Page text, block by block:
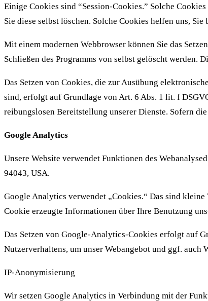
Einige Cookies sind “Session-Cookies.” Solche
Sie diese selbst löschen. Solche Cookies helfen uns,
Mit einem modernen Webbrowser können Sie das
Schließen des Programms von selbst gelöscht werden.
Das Setzen von Cookies, die zur Ausübung
sind, erfolgt auf Grundlage von Art. 6 Abs. 1 lit. f
reibungslosen Bereitstellung unserer Dienste. Sofern
Google Analytics
Unsere Website verwendet Funktionen des
94043, USA.
Google Analytics verwendet „Cookies.“ Das sind
Cookie erzeugte Informationen über Ihre Benutzung
Das Setzen von Google-Analytics-Cookies erfolgt auf
Nutzerverhaltens, um unser Webangebot und ggf. auch
IP-Anonymisierung
Wir setzen Google Analytics in Verbindung mit der